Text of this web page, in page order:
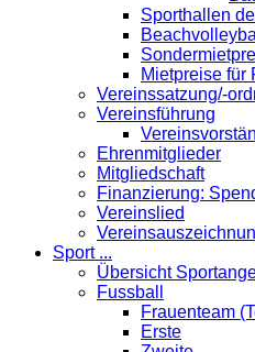
Sporthallen
Mietpreise für
Vereinssatzung/-
Vereinsführung
Ehrenmitglieder
Mitgliedschaft
Finanzierung:
Vereinslied
Sport ...
Übersicht
Fussball
Frauenteam
Erste